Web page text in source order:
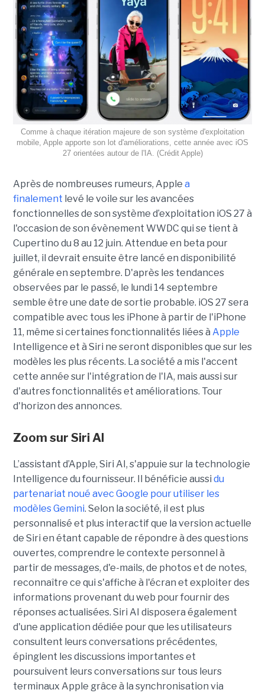
Comme à chaque itération majeure de son système d'exploitation
mobile, Apple apporte son lot d'améliorations, cette année avec iOS
27 orientées autour de l'IA. (Crédit Apple)
Après de nombreuses rumeurs, Apple a
finalement levé le voile sur les avancées
fonctionnelles de son système d’exploitation iOS 27 à
l'occasion de son évènement WWDC qui se tient à
Cupertino du 8 au 12 juin. Attendue en beta pour
juillet, il devrait ensuite être lancé en disponibilité
générale en septembre. D'après les tendances
observées par le passé, le lundi 14 septembre
semble être une date de sortie probable. iOS 27 sera
compatible avec tous les iPhone à partir de l'iPhone
11, même si certaines fonctionnalités liées à Apple
Intelligence et à Siri ne seront disponibles que sur les
modèles les plus récents. La société a mis l'accent
cette année sur l'intégration de l'IA, mais aussi sur
d'autres fonctionnalités et améliorations. Tour
d'horizon des annonces.
Zoom sur Siri AI
L’assistant d’Apple, Siri AI, s'appuie sur la technologie
Intelligence du fournisseur. Il bénéficie aussi du
partenariat noué avec Google pour utiliser les
modèles Gemini. Selon la société, il est plus
personnalisé et plus interactif que la version actuelle
de Siri en étant capable de répondre à des questions
ouvertes, comprendre le contexte personnel à
partir de messages, d'e-mails, de photos et de notes,
reconnaître ce qui s'affiche à l'écran et exploiter des
informations provenant du web pour fournir des
réponses actualisées. Siri AI disposera également
d'une application dédiée pour que les utilisateurs
consultent leurs conversations précédentes,
épinglent les discussions importantes et
poursuivent leurs conversations sur tous leurs
terminaux Apple grâce à la synchronisation via